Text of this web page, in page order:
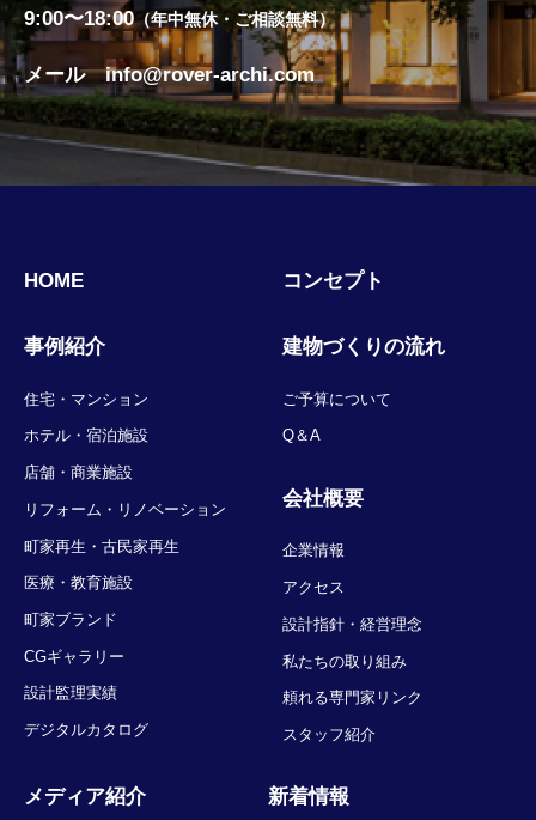
9:00〜18:00（年中無休・ご相談無料）
メールinfo@rover-archi.com
HOME
事例紹介
住宅・マンション
ホテル・宿泊施設
店舗・商業施設
リフォーム・リノベーション
町家再生・古民家再生
医療・教育施設
町家ブランド
CGギャラリー
設計監理実績
デジタルカタログ
コンセプト
建物づくりの流れ
ご予算について
Q＆A
会社概要
企業情報
アクセス
設計指針・経営理念
私たちの取り組み
頼れる専門家リンク
スタッフ紹介
メディア紹介 新着情報